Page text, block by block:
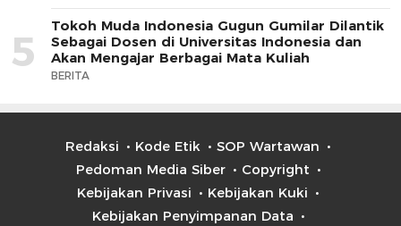
5
Tokoh Muda Indonesia Gugun Gumilar Dilantik
Sebagai Dosen di Universitas Indonesia dan
Akan Mengajar Berbagai Mata Kuliah
BERITA
Redaksi Kode Etik
SOP Wartawan
Pedoman Media Siber
Copyright
Kebijakan Privasi
Kebijakan Kuki
Kebijakan Penyimpanan Data